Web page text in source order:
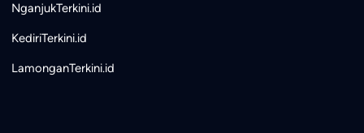
NganjukTerkini.id
KediriTerkini.id
LamonganTerkini.id